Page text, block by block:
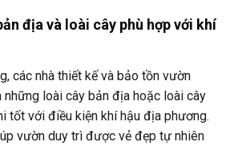
địa và loài cây phù hợp với khí
các nhà thiết kế và bảo tồn vườn
loài cây bản địa hoặc loài cây
tốt với điều kiện khí hậu địa phương.
vườn duy trì được vẻ đẹp tự nhiên